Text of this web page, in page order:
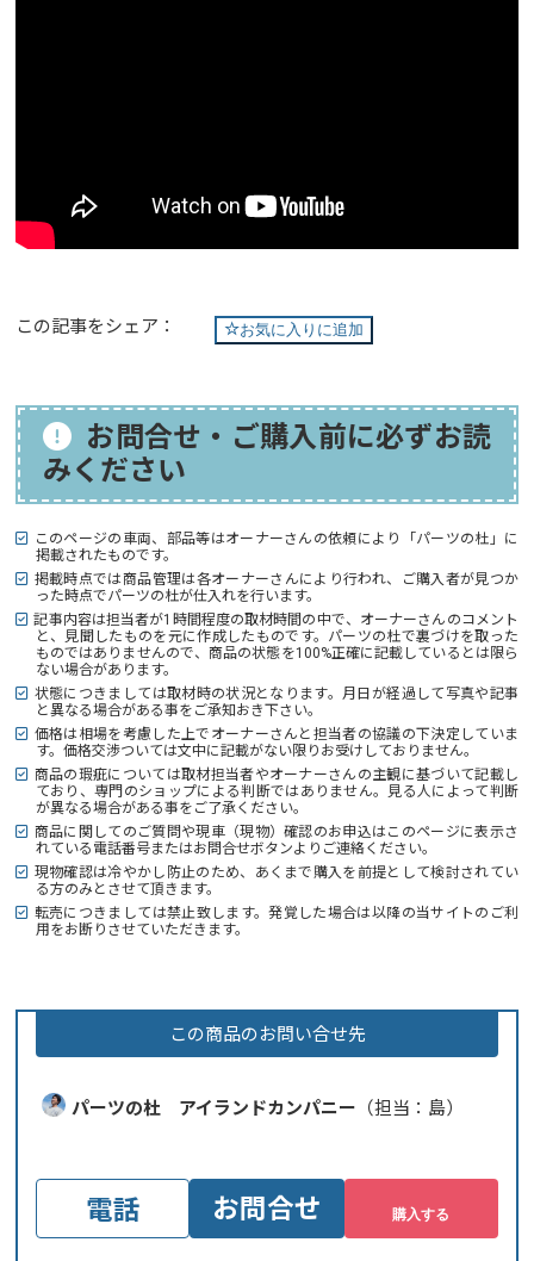
お気に入りに追加
この記事をシェア：
お問合せ・ご購入前に必ずお読
みください
このページの車両、部品等はオーナーさんの依頼により「パーツの杜」に
掲載されたものです。
掲載時点では商品管理は各オーナーさんにより行われ、ご購入者が見つか
った時点でパーツの杜が仕入れを行います。
記事内容は担当者が1時間程度の取材時間の中で、オーナーさんのコメント
と、見聞したものを元に作成したものです。パーツの杜で裏づけを取った
ものではありませんので、商品の状態を100%正確に記載しているとは限ら
ない場合があります。
状態につきましては取材時の状況となります。月日が経過して写真や記事
と異なる場合がある事をご承知おき下さい。
価格は相場を考慮した上でオーナーさんと担当者の協議の下決定していま
す。価格交渉ついては文中に記載がない限りお受けしておりません。
商品の瑕疵については取材担当者やオーナーさんの主観に基づいて記載し
ており、専門のショップによる判断ではありません。見る人によって判断
が異なる場合がある事をご了承ください。
商品に関してのご質問や現車（現物）確認のお申込はこのページに表示さ
れている電話番号またはお問合せボタンよりご連絡ください。
現物確認は冷やかし防止のため、あくまで購入を前提として検討されてい
る方のみとさせて頂きます。
転売につきましては禁止致します。発覚した場合は以降の当サイトのご利
用をお断りさせていただきます。
この商品のお問い合せ先
パーツの杜 アイランドカンパニー （担当：島）
電話 お問合せ